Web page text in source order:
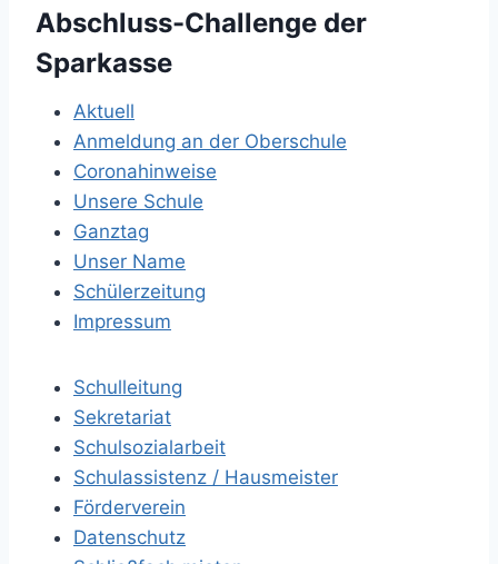
Abschluss-Challenge der
Sparkasse
Aktuell
Anmeldung an der Oberschule
Coronahinweise
Unsere Schule
Ganztag
Unser Name
Schülerzeitung
Impressum
Schulleitung
Sekretariat
Schulsozialarbeit
Schulassistenz / Hausmeister
Förderverein
Datenschutz